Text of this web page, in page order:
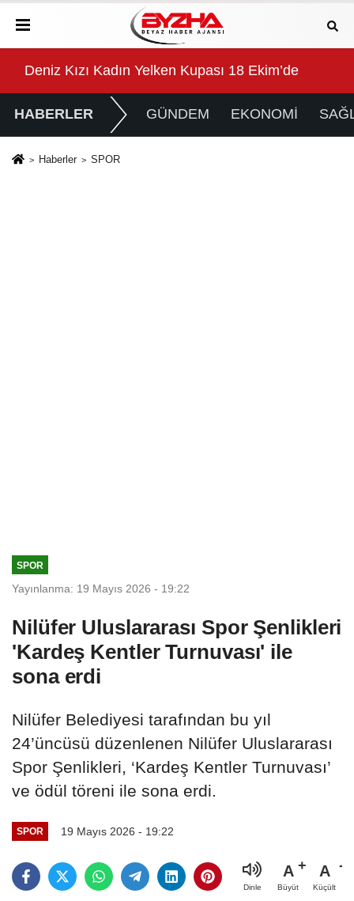
konuşulan kitabı yeni baskısını Titanic Luxury
Deniz Kızı Kadın Yelken Kupası 18 Ekim’de
HABERLER GÜNDEM EKONOMİ
Haberler SPOR
SPOR
Yayınlanma: 19 Mayıs 2026 - 19:22
Nilüfer Uluslararası Spor Şenlikleri
'Kardeş Kentler Turnuvası' ile
sona erdi
Nilüfer Belediyesi tarafından bu yıl
24’üncüsü düzenlenen Nilüfer Uluslararası
Spor Şenlikleri, ‘Kardeş Kentler Turnuvası’
ve ödül töreni ile sona erdi.
SPOR 19 Mayıs 2026 - 19:22
Dinle
A
Büyüt
A
Küçült